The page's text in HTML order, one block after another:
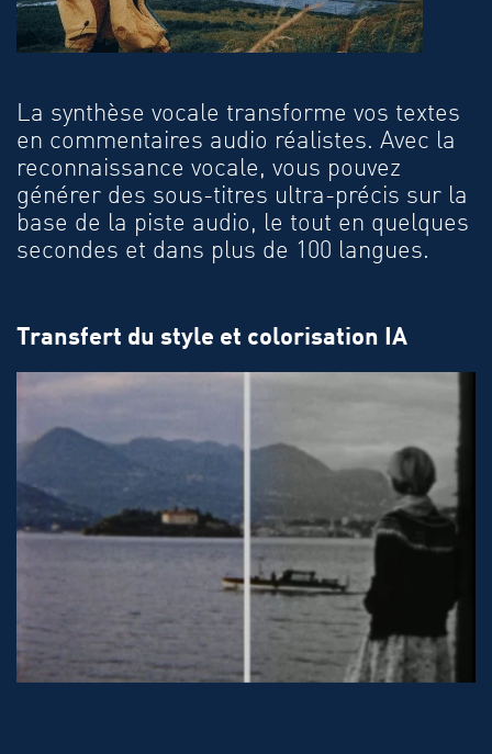
La synthèse vocale transforme vos textes
en commentaires audio réalistes. Avec la
reconnaissance vocale, vous pouvez
générer des sous-titres ultra-précis sur la
base de la piste audio, le tout en quelques
secondes et dans plus de 100 langues.
Transfert du style et colorisation IA